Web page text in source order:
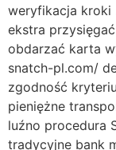
weryfikacja kroki
ekstra
obdarzać karta
snatch-pl.com/
zgodność
pieniężne
luźno procedura
tradycyjne bank